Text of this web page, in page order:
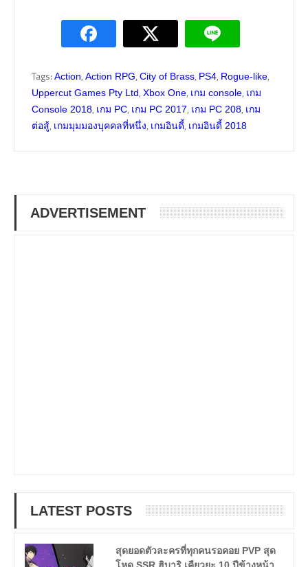
Tags: Action, Action RPG, City of Brass, PS4, Rogue-like,
Uppercut Games Pty Ltd, Xbox One, เกม console, เกม
Console 2018, เกม PC, เกม PC 2017, เกม PC 208, เกม
ต่อสู้, เกมมุมมองบุคคลที่หนึ่ง, เกมอินดี้, เกมอินดี้ 2018
ADVERTISEMENT
LATEST POSTS
สุดยอดตัวละครที่ทุกคนรอคอย PVP สุด